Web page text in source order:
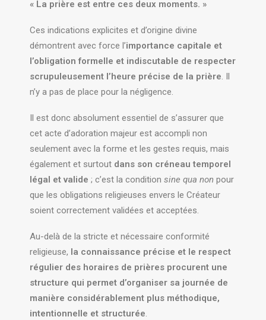
« La prière est entre ces deux moments. »
Ces indications explicites et d’origine divine
démontrent avec force l’importance capitale et
l’obligation formelle et indiscutable de respecter
scrupuleusement l’heure précise de la prière. Il
n’y a pas de place pour la négligence.
Il est donc absolument essentiel de s’assurer que
cet acte d’adoration majeur est accompli non
seulement avec la forme et les gestes requis, mais
également et surtout dans son créneau temporel
légal et valide ; c’est la condition sine qua non pour
que les obligations religieuses envers le Créateur
soient correctement validées et acceptées.
Au-delà de la stricte et nécessaire conformité
religieuse, la connaissance précise et le respect
régulier des horaires de prières procurent une
structure qui permet d’organiser sa journée de
manière considérablement plus méthodique,
intentionnelle et structurée.